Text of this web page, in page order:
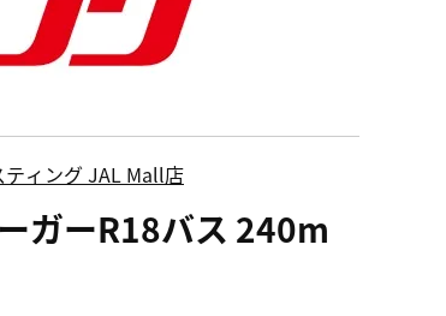
ィング JAL Mall店
ガーR18バス 240m